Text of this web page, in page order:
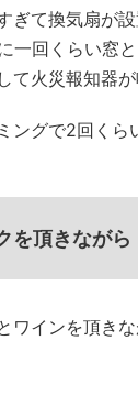
ぎて換気扇が
一回くらい窓
て火災報知器が
ングで2回くら
を頂きながら
ワインを頂き